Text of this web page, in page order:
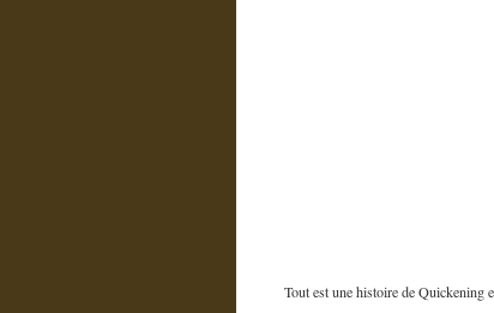
Tout est une histoire de Quickening